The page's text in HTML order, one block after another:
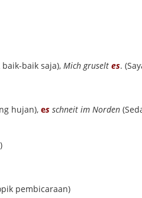
baik-baik saja), Mich gruseltes.
hujan),es schneit im Norden
pembicaraan)